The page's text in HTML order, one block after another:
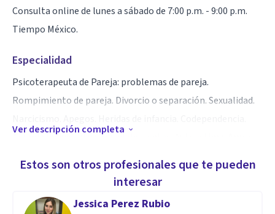
Consulta online de lunes a sábado de 7:00 p.m. - 9:00 p.m.
Tiempo México.
Especialidad
Psicoterapeuta de Pareja: problemas de pareja.
Rompimiento de pareja. Divorcio o separación. Sexualidad.
Terapia individual y para adolescentes. Autoestima. Amor
Diplomado Internacional en Psicoterapia de pareja. Mi
Ver descripción completa
Estos son otros profesionales que te pueden
interesar
Jessica Perez Rubio